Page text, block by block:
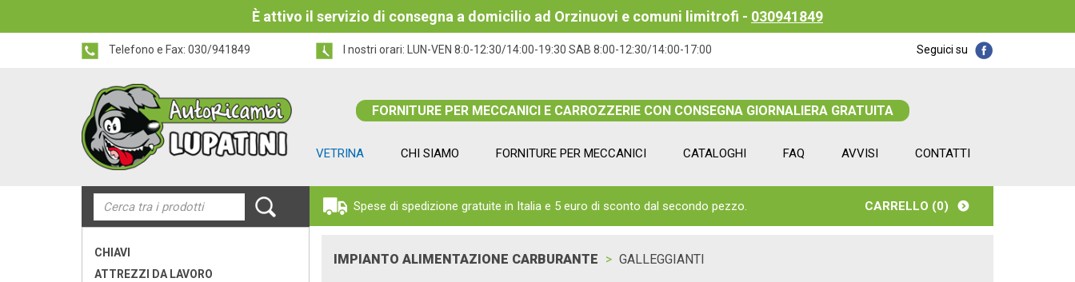
È attivo il servizio di consegna a domicilio ad Orzinuovi e comuni limitrofi - 030941849
Seguici su
Telefono e Fax: 030/941849 I nostri orari: LUN-VEN 8:0-12:30/14:00-19:30 SAB 8:00-12:30/14:00-17:00
FORNITURE PER MECCANICI E CARROZZERIE CON CONSEGNA GIORNALIERA GRATUITA
VETRINA CHI SIAMO FORNITURE PER MECCANICI CATALOGHI FAQ AVVISI CONTATTI
Spese di spedizione gratuite in Italia e 5 euro di sconto dal secondo pezzo. CARRELLO (0)
IMPIANTO ALIMENTAZIONE CARBURANTE GALLEGGIANTI
CHIAVI
ATTREZZI DA LAVORO